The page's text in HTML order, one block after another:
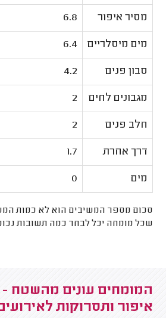
מסיר איפור 6.8
מים מיסלריים 6.4
סבון פנים 4.2
מגבונים לחים 2
חלב פנים 2
דרך אחרת 1.7
מים 0
סכום מספר המשיבים הוא לא כמות
שכל מומחה יכל לבחר כמה תשובות
המומחים עונים מהשטח
איפור ותסרוקות